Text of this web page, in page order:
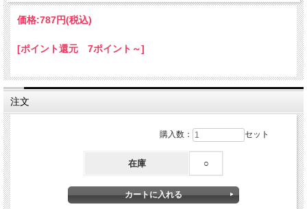
価格:787円(税込)
[ポイント還元 7ポイント～]
注文
購入数： セット
在庫 ○